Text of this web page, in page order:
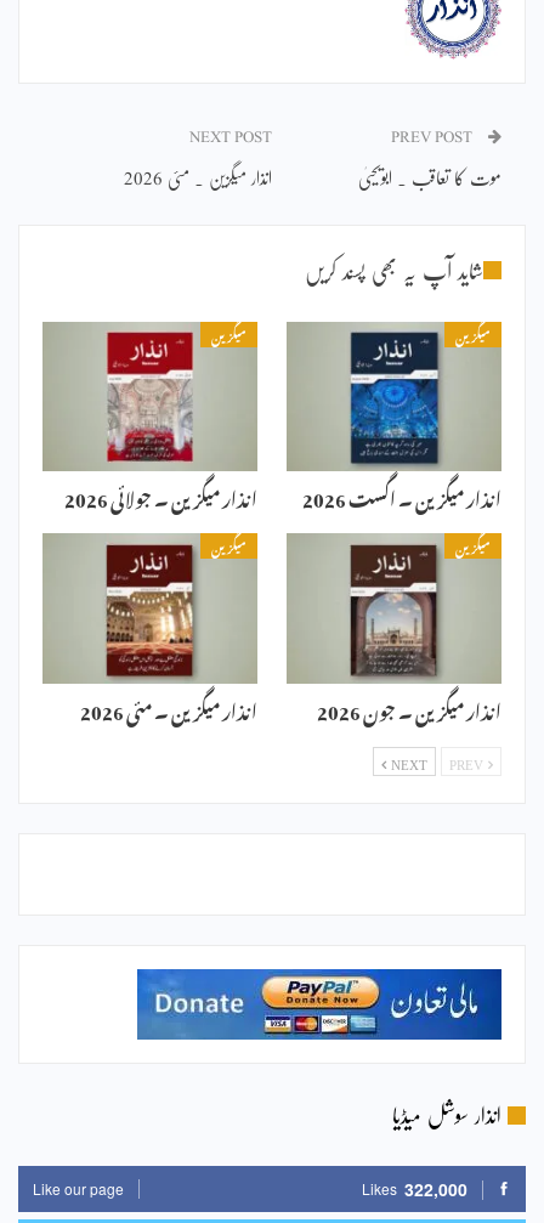
موت کا تعاقب ۔ ابویحییٰ
NEXT POST
انذار میگزین ۔ مئی 2026
شاید آپ یہ بھی پسند کریں
میگزین
انذار میگزین ۔ اگست 2026
میگزین
انذار میگزین ۔ جولائی 2026
میگزین
انذار میگزین ۔ جون 2026
میگزین
انذار میگزین ۔ مئی 2026
NEXT
انذار سوشل میڈیا
322,000
Likes
Like our page